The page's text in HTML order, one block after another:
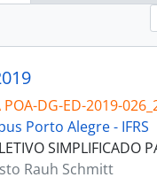
POA-DG-ED-2019-
Porto Alegre - IFRS
SIMPLIFICADO
Rauh Schmitt